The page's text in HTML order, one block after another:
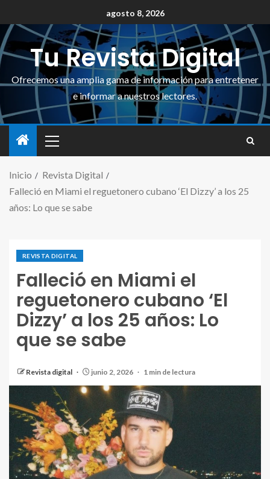
agosto 8, 2026
Tu Revista Digital
Ofrecemos una amplia gama de información para entretener
e informar a nuestros lectores.
Inicio
Revista Digital
Falleció en Miami el reguetonero cubano ‘El Dizzy’ a los 25
años: Lo que se sabe
REVISTA DIGITAL
Falleció en Miami el
reguetonero cubano ‘El
Dizzy’ a los 25 años: Lo
que se sabe
Revista digital junio 2, 2026 1 min de lectura